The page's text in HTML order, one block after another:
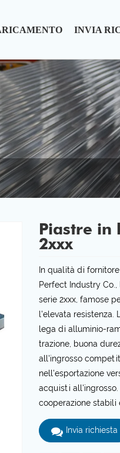
INVIA
Piastre in
2xxx
In qualità di
Perfect Industry
serie 2xxx, famose
l'elevata resistenza.
lega di alluminio-
trazione, buona
all'ingrosso
nell'esportazione
acquisti
cooperazione stabili
Invia richiesta